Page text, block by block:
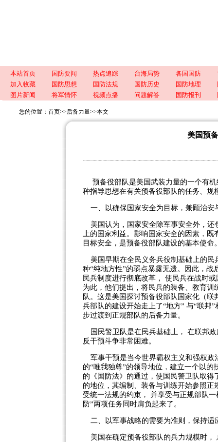
本站首页 国防要闻 热点追踪 台海局势 各国国防
加入收藏
国防思想 国防法规 国防历史 国防地理
图片新闻
将军情怀 视频点播 问题解答 国防报刊
您的位置： 首页>>后备力量>>本文
美国预
预备役部队是美国武装力量的一个有机
种指导思想在有关预备役部队的任务、
一、以确保国家安全为目标，兼顾治安
美国认为，国家安全除军事安全外，还
上的国家利益。影响国家安全的因素，
目标安全，是预备役部队建设的基本使命
美国早期在全民义务兵役制基础上的民
种“纯地方性”的弱点暴露无遗。因此，
民兵制度进行彻底改革， 使民兵在战时
为此，他们提出，将民兵的装备、教育
队。这是美国探讨预备役部队国家化（
兵部队的建设开始走上了“地方” 与“联邦
步过渡到正规部队的后备力量。
国民警卫队是在民兵基础上， 在联邦
反干预斗争非常困难。
军事干预是当今世界霸权主义和强权政
的“唯我独尊”的领导地位，建立一个以
的《国防法》的通过，使国民警卫队取
的地位，其编制、装备与训练开始参照
受统一法规的约束， 并享受与正规部队
防”两项任务同时肩负起来了。
二、以军事战略的需要为准则，保持适
美国在确定预备役部队的兵力规模时，